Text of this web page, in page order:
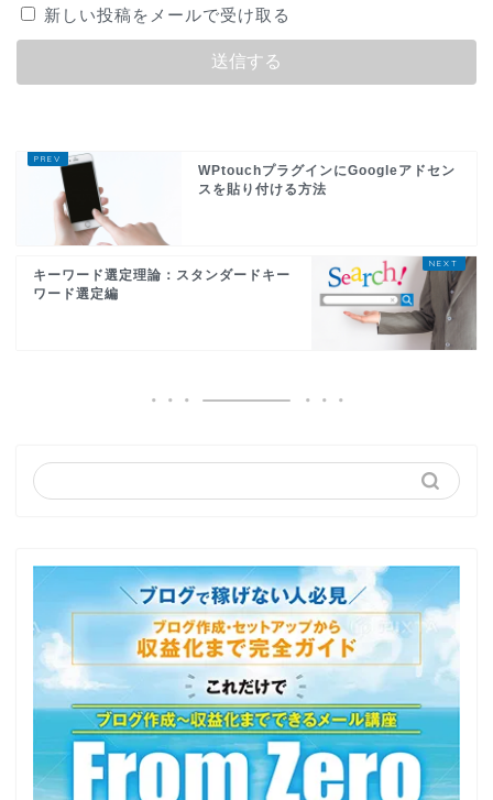
新しい投稿をメールで受け取る
WPtouchプラグインにGoogleアドセン
スを貼り付ける方法
キーワード選定理論：スタンダードキー
ワード選定編